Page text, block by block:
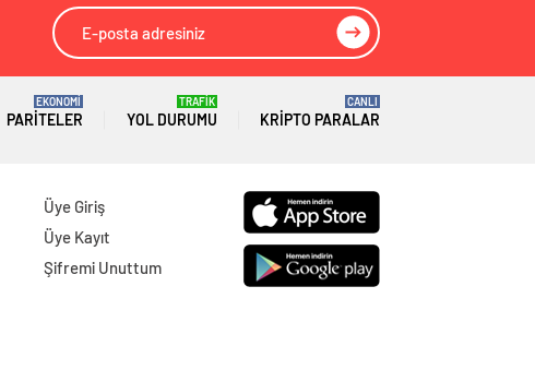
HatayGazeteleri
IspartaGazeteleri
MersinGazeteleri
Gazeteleri
Gazeteleri
Kastamonu Gazeteleri
PARITELER
EKONOMİ
YOL DURUMU
TRAFİK
KRIPTO PARALAR
CANLI
Üye Giriş
Üye Kayıt
Şifremi Unuttum